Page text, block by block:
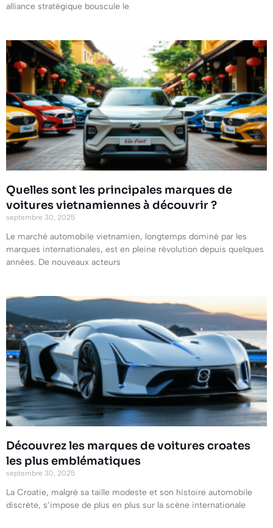
alliance stratégique bouscule le
Quelles sont les principales marques de
voitures vietnamiennes à découvrir ?
septembre 30, 2025
Le marché automobile vietnamien, longtemps dominé par les
marques internationales, est en pleine révolution depuis quelques
années. De nouveaux acteurs
Découvrez les marques de voitures croates
les plus emblématiques
septembre 30, 2025
La Croatie, malgré sa taille modeste et son histoire automobile
discrète, s’impose de plus en plus sur la scène internationale